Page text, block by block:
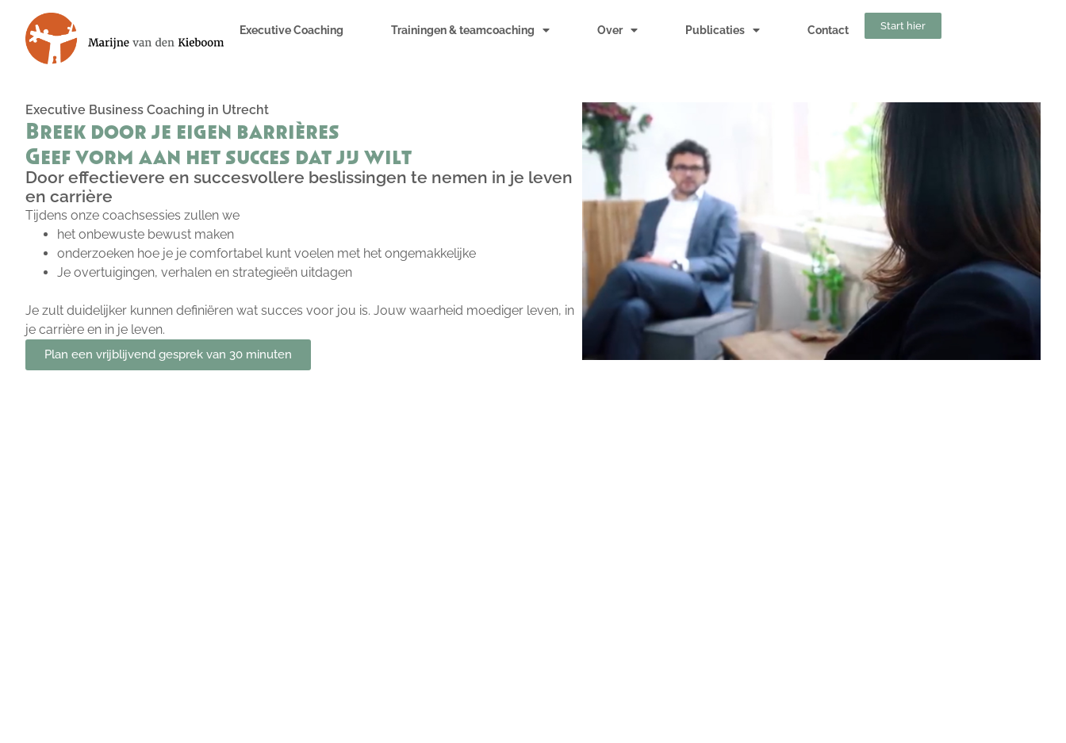
Executive Coaching Trainingen & teamcoaching Over Publicaties Contact Start hier
Executive Business Coaching in Utrecht
Breek door je eigen barrières
Geef vorm aan het succes dat jij wilt
Door effectievere en succesvollere beslissingen te nemen in je leven
en carrière
Tijdens onze coachsessies zullen we
het onbewuste bewust maken
onderzoeken hoe je je comfortabel kunt voelen met het ongemakkelijke
Je overtuigingen, verhalen en strategieën uitdagen
Je zult duidelijker kunnen definiëren wat succes voor jou is. Jouw waarheid moediger leven, in
je carrière en in je leven.
Plan een vrijblijvend gesprek van 30 minuten